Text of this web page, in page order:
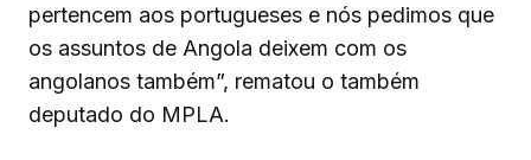
pertencem aos portugueses e nós pedimos que
os assuntos de Angola deixem com os
angolanos também”, rematou o também
deputado do MPLA.